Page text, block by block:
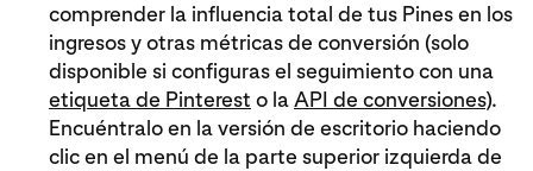
comprender la influencia total de tus Pines en los
ingresos y otras métricas de conversión (solo
disponible si configuras el seguimiento con una
etiqueta de Pinterest o la API de conversiones).
Encuéntralo en la versión de escritorio haciendo
clic en el menú de la parte superior izquierda de